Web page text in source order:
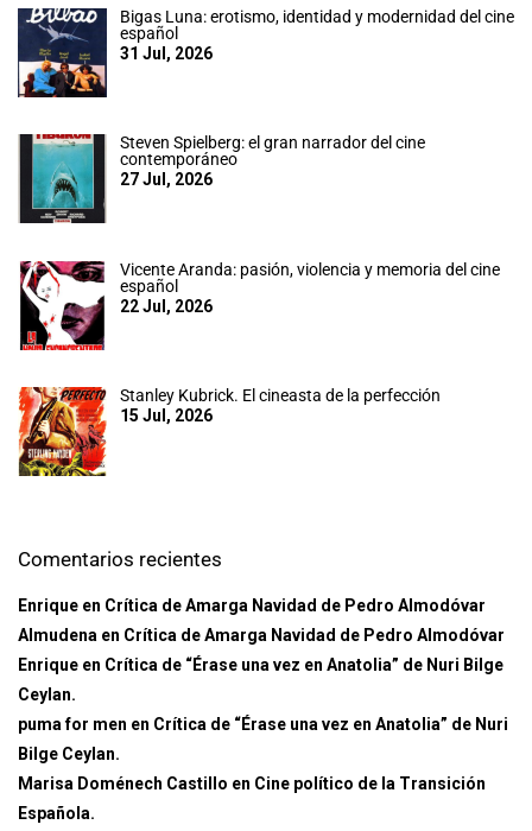
Bigas Luna: erotismo, identidad y modernidad del cine
español
31 Jul, 2026
Steven Spielberg: el gran narrador del cine
contemporáneo
27 Jul, 2026
Vicente Aranda: pasión, violencia y memoria del cine
español
22 Jul, 2026
Stanley Kubrick. El cineasta de la perfección
15 Jul, 2026
Comentarios recientes
Enrique en Crítica de Amarga Navidad de Pedro Almodóvar
Almudena en Crítica de Amarga Navidad de Pedro Almodóvar
Enrique en Crítica de “Érase una vez en Anatolia” de Nuri Bilge
Ceylan.
puma for men en Crítica de “Érase una vez en Anatolia” de Nuri
Bilge Ceylan.
Marisa Doménech Castillo en Cine político de la Transición
Española.